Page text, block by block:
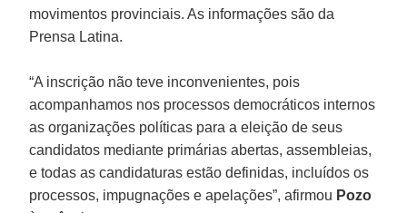
movimentos provinciais. As informações são da
Prensa Latina.
“A inscrição não teve inconvenientes, pois
acompanhamos nos processos democráticos internos
as organizações políticas para a eleição de seus
candidatos mediante primárias abertas, assembleias,
e todas as candidaturas estão definidas, incluídos os
processos, impugnações e apelações”, afirmou Pozo